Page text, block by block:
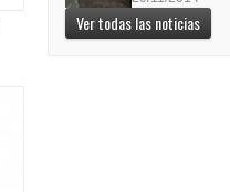
Ver todas las noticias